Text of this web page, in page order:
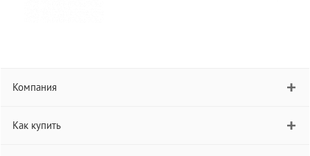
Компания
Как купить